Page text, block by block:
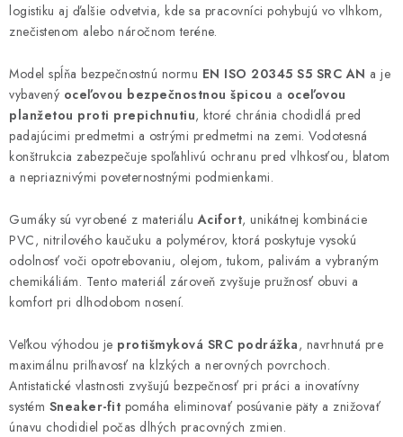
logistiku aj ďalšie odvetvia, kde sa pracovníci pohybujú vo vlhkom,
znečistenom alebo náročnom teréne.
Model spĺňa bezpečnostnú normu EN ISO 20345 S5 SRC AN a je
vybavený oceľovou bezpečnostnou špicou a oceľovou
planžetou proti prepichnutiu, ktoré chránia chodidlá pred
padajúcimi predmetmi a ostrými predmetmi na zemi. Vodotesná
konštrukcia zabezpečuje spoľahlivú ochranu pred vlhkosťou, blatom
a nepriaznivými poveternostnými podmienkami.
Gumáky sú vyrobené z materiáluAcifort, unikátnej kombinácie
PVC, nitrilového kaučuku a polymérov, ktorá poskytuje vysokú
odolnosť voči opotrebovaniu, olejom, tukom, palivám a vybraným
chemikáliám. Tento materiál zároveň zvyšuje pružnosť obuvi a
komfort pri dlhodobom nosení.
Veľkou výhodou je protišmyková SRC podrážka, navrhnutá pre
maximálnu priľnavosť na klzkých a nerovných povrchoch.
Antistatické vlastnosti zvyšujú bezpečnosť pri práci a inovatívny
systém Sneaker-fit pomáha eliminovať posúvanie päty a znižovať
únavu chodidiel počas dlhých pracovných zmien.